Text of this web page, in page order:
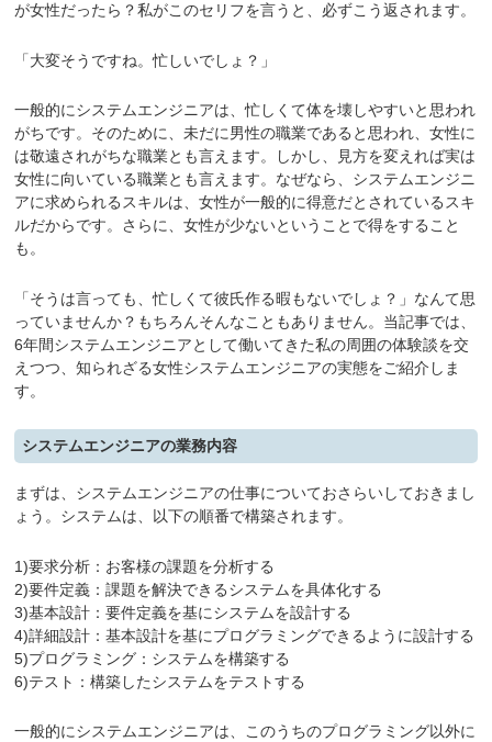
が女性だったら？私がこのセリフを言うと、必ずこう返されます。
「大変そうですね。忙しいでしょ？」
一般的にシステムエンジニアは、忙しくて体を壊しやすいと思われ
がちです。そのために、未だに男性の職業であると思われ、女性に
は敬遠されがちな職業とも言えます。しかし、見方を変えれば実は
女性に向いている職業とも言えます。なぜなら、システムエンジニ
アに求められるスキルは、女性が一般的に得意だとされているスキ
ルだからです。さらに、女性が少ないということで得をすること
も。
「そうは言っても、忙しくて彼氏作る暇もないでしょ？」なんて思
っていませんか？もちろんそんなこともありません。当記事では、
6年間システムエンジニアとして働いてきた私の周囲の体験談を交
えつつ、知られざる女性システムエンジニアの実態をご紹介しま
す。
システムエンジニアの業務内容
まずは、システムエンジニアの仕事についておさらいしておきまし
ょう。システムは、以下の順番で構築されます。
1)要求分析：お客様の課題を分析する
2)要件定義：課題を解決できるシステムを具体化する
3)基本設計：要件定義を基にシステムを設計する
4)詳細設計：基本設計を基にプログラミングできるように設計する
5)プログラミング：システムを構築する
6)テスト：構築したシステムをテストする
一般的にシステムエンジニアは、このうちのプログラミング以外に